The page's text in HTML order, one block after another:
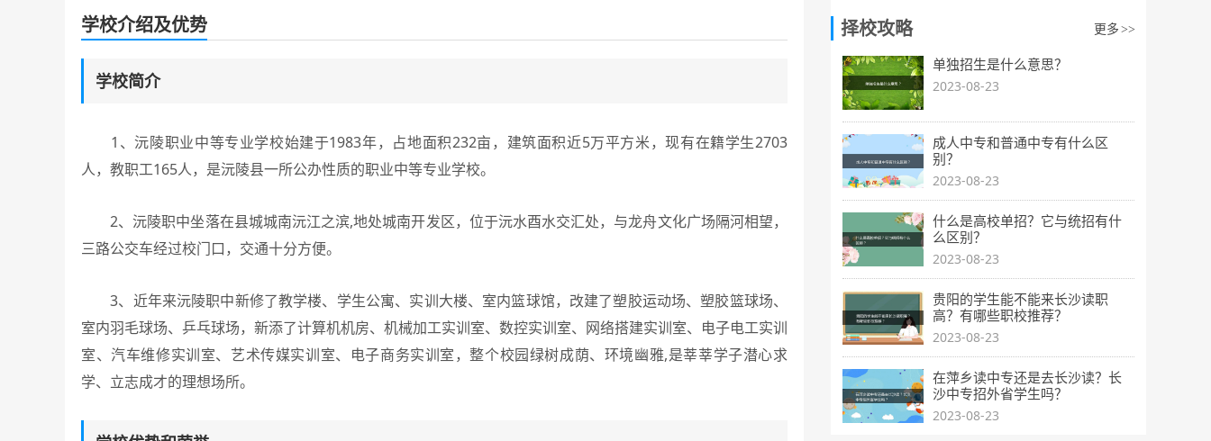
学校介绍及优势
学校简介
1、沅陵职业中等专业学校始建于1983年，占地面积232亩，建筑面积近5万平方米，现有在籍学生2703
人，教职工165人，是沅陵县一所公办性质的职业中等专业学校。
2、沅陵职中坐落在县城城南沅江之滨,地处城南开发区，位于沅水酉水交汇处，与龙舟文化广场隔河相望，
三路公交车经过校门口，交通十分方便。
3、近年来沅陵职中新修了教学楼、学生公寓、实训大楼、室内篮球馆，改建了塑胶运动场、塑胶篮球场、
室内羽毛球场、乒乓球场，新添了计算机机房、机械加工实训室、数控实训室、网络搭建实训室、电子电工实训
室、汽车维修实训室、艺术传媒实训室、电子商务实训室，整个校园绿树成荫、环境幽雅,是莘莘学子潜心求
学、立志成才的理想场所。
择校攻略 更多 >>
单独招生是什么意思？
2023-08-23
成人中专和普通中专有什么区
别？
2023-08-23
什么是高校单招？它与统招有什
么区别？
2023-08-23
贵阳的学生能不能来长沙读职
高？有哪些职校推荐？
2023-08-23
在萍乡读中专还是去长沙读？长
沙中专招外省学生吗？
2023-08-23